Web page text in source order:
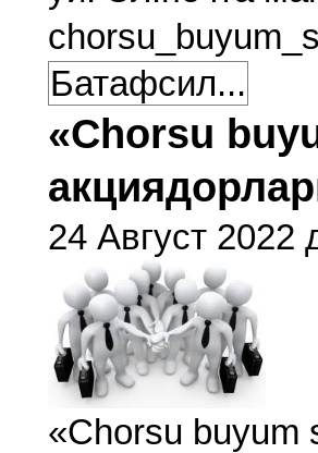
Батафсил...
«Chorsu
24 Август 2022
«Chorsu buyum